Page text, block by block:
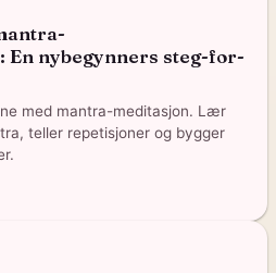
En nybegynners steg-for-
med mantra-meditasjon. Lær
teller repetisjoner og bygger